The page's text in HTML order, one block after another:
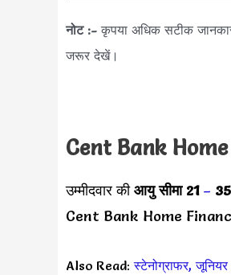
नोट :- कृपया अधिक सटीक
जरूर देखें।
Cent Bank
उम्मीदवार कीआयु सीमा21 –
Cent Bank Home
Also Read:स्टेनोग्राफर,